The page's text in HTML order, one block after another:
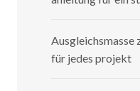
für jedes projekt